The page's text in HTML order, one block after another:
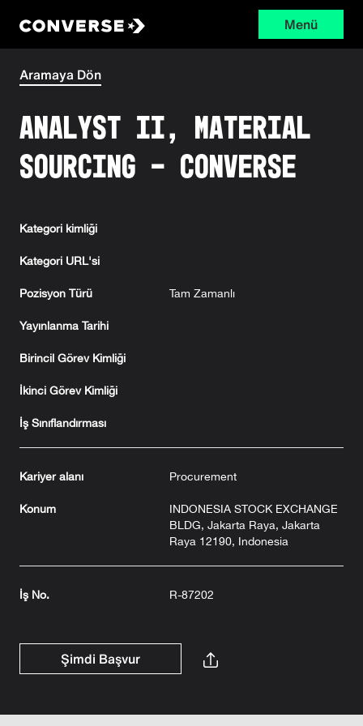
Menü
Aramaya Dön
Analyst II, Material
Sourcing - Converse
Kategori kimliği
Kategori URL'si
Pozisyon Türü Tam Zamanlı
Yayınlanma Tarihi
Birincil Görev Kimliği
İkinci Görev Kimliği
İş Sınıflandırması
Kariyer alanı Procurement
Konum
INDONESIA STOCK EXCHANGE
BLDG, Jakarta Raya, Jakarta
Raya 12190, Indonesia
İş No. R-87202
Şimdi Başvur